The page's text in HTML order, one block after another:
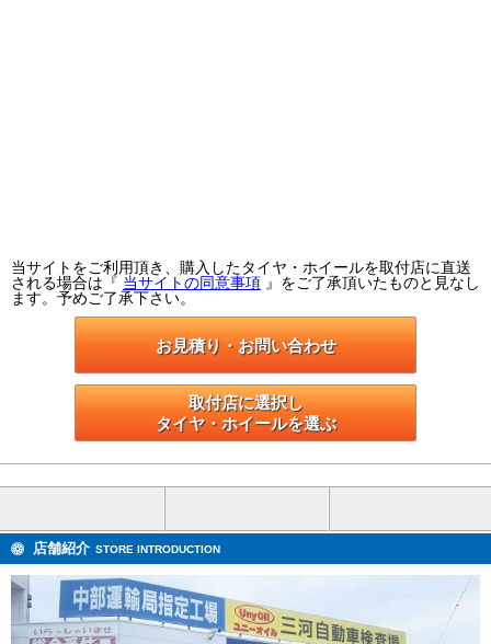
当サイトをご利用頂き、購入したタイヤ・ホイールを取付店に直送
される場合は『 当サイトの同意事項 』をご了承頂いたものと見なし
ます。予めご了承下さい。
お見積り・お問い合わせ
取付店に選択し
タイヤ・ホイールを選ぶ
店舗紹介 STORE INTRODUCTION